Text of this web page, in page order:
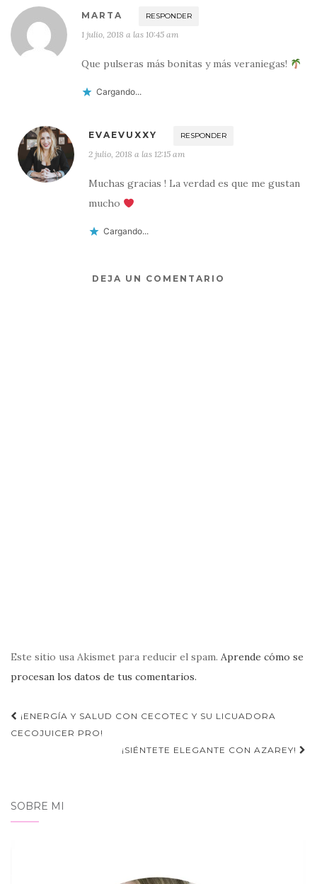
MARTA RESPONDER
1 julio, 2018 a las 10:45 am
Que pulseras más bonitas y más veraniegas!
Cargando...
EVAEVUXXY RESPONDER
2 julio, 2018 a las 12:15 am
Muchas gracias ! La verdad es que me gustan
mucho
Cargando...
DEJA UN COMENTARIO
Este sitio usa Akismet para reducir el spam. Aprende cómo se
procesan los datos de tus comentarios.
Navegación
de
¡ENERGÍA Y SALUD CON CECOTEC Y SU LICUADORA
CECOJUICER PRO!
¡SIÉNTETE ELEGANTE CON AZAREY!
SOBRE MI